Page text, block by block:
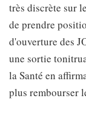
très discrète sur
de prendre
d'ouverture des
une sortie
la Santé en
plus rembourser